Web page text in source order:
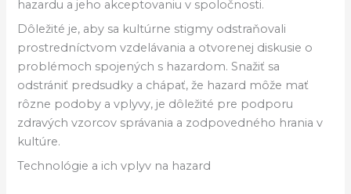
hazardu a jeho akceptovaniu v spoločnosti.
Dôležité je, aby sa kultúrne stigmy odstraňovali
prostredníctvom vzdelávania a otvorenej diskusie o
problémoch spojených s hazardom. Snažiť sa
odstrániť predsudky a chápať, že hazard môže mať
rôzne podoby a vplyvy, je dôležité pre podporu
zdravých vzorcov správania a zodpovedného hrania v
kultúre.
Technológie a ich vplyv na hazard